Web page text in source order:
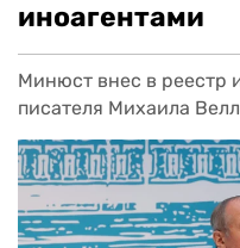
иноагентами
Минюст внес в реестр
писателя Михаила